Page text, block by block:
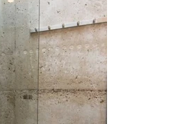
om te lezen
gaat beginnen!
geleden schreven we "Na vele
praten, meten, zoeken, denken
we een naam en...